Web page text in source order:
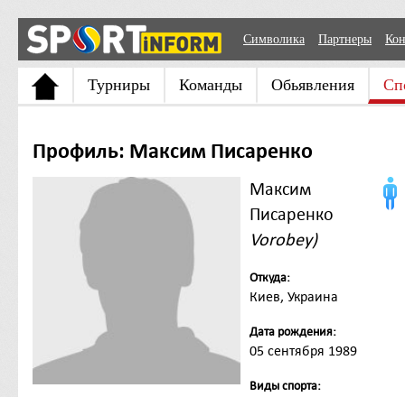
Символика Партнеры
Турниры Команды Обьявления
Профиль: Максим Писаренко
Максим
Писаренко
Vorobey)
Откуда:
Киев, Украина
Дата рождения:
05 сентября 1989
Виды спорта: